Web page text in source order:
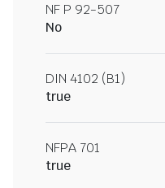
NF P 92-507
No
DIN 4102 (B1)
true
NFPA 701
true